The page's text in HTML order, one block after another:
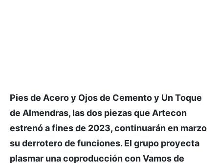
Pies de Acero y Ojos de Cemento y Un Toque
de Almendras, las dos piezas que Artecon
estrenó a fines de 2023, continuarán en marzo
su derrotero de funciones. El grupo proyecta
plasmar una coproducción con Vamos de